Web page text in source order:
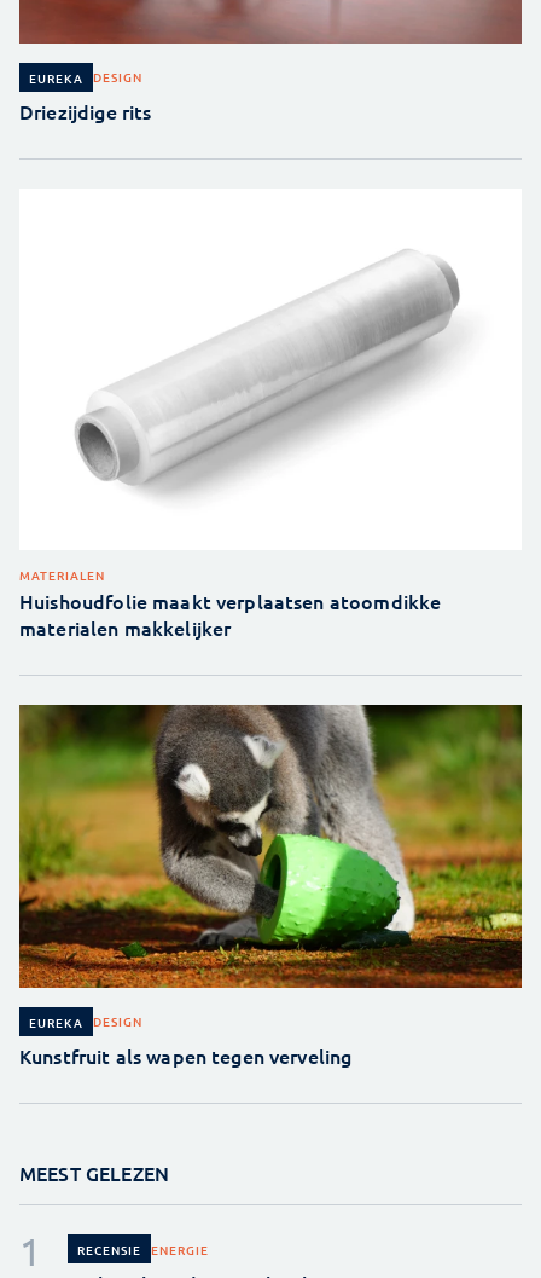
EUREKA DESIGN
Driezijdige rits
MATERIALEN
Huishoudfolie maakt verplaatsen atoomdikke
materialen makkelijker
EUREKA DESIGN
Kunstfruit als wapen tegen verveling
MEEST GELEZEN
RECENSIE ENERGIE